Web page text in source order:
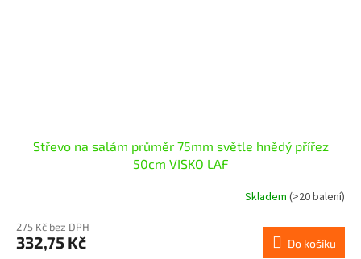
Střevo na salám průměr 75mm světle hnědý přířez
50cm VISKO LAF
Skladem (>20 balení)
275 Kč bez DPH
332,75 Kč Do košíku